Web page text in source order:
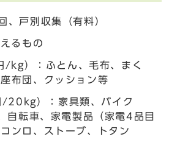
、戸別収集（有料）
るもの
/kg）：ふとん、毛布、まく
布団、クッション等
20kg）：家具類、バイク
自転車、家電製品（家電4品目
ンロ、ストーブ、トタン